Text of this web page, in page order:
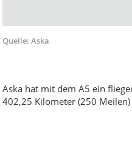
Quelle: Aska
Aska hat mit dem A5 ein
402,25 Kilometer (250